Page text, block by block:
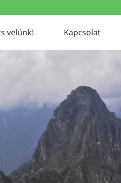
velünk! Kapcsolat